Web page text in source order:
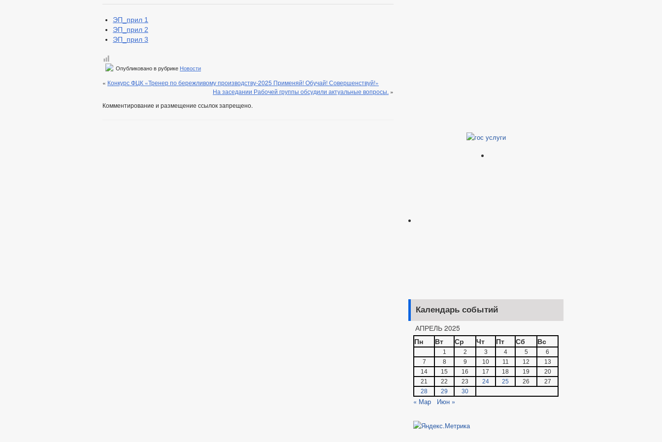
ЭП_прил 1
ЭП_прил 2
ЭП_прил 3
Опубликовано в рубрике Новости
« Конкурс ФЦК «Тренер по бережливому производству-2025 Применяй! Обучай! Совершенствуй!»
На заседании Рабочей группы обсудили актуальные вопросы. »
Комментирование и размещение ссылок запрещено.
Календарь событий
АПРЕЛЬ 2025
Пн
Вт Ср Чт Пт Сб Вс
1 2 3 4 5
6
7
8 9 10 11 12
13
14
15 16 17 18 19
20
21
22 23 24 25 26
27
28
29 30
« Мар Июн »